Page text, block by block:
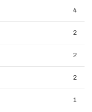
4
2
2
2
1